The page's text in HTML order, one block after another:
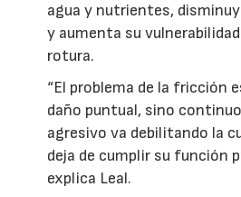
agua y nutrientes,
y aumenta su
rotura.
“El problema de la fricción
daño puntual, sino
agresivo va debilitando la
deja de cumplir su función
explica Leal.